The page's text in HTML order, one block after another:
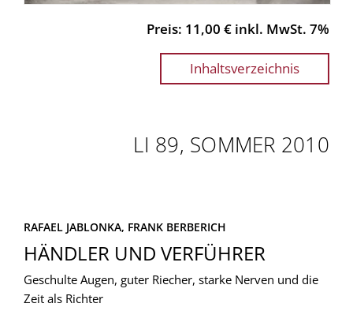
Preis: 11,00 € inkl. MwSt. 7%
Inhaltsverzeichnis
LI 89, SOMMER 2010
RAFAEL JABLONKA, FRANK BERBERICH
HÄNDLER UND VERFÜHRER
Geschulte Augen, guter Riecher, starke Nerven und die
Zeit als Richter